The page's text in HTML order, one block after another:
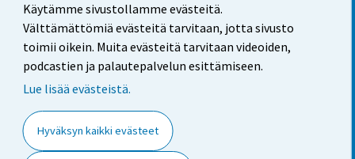
Käytämme sivustollamme evästeitä.
Välttämättömiä evästeitä tarvitaan, jotta sivusto
toimii oikein. Muita evästeitä tarvitaan videoiden,
podcastien ja palautepalvelun esittämiseen.
Lue lisää evästeistä.
Hyväksyn kaikki evästeet
Palaute
Käyttöehdot
Saavutettavuus
Tietoa sivustosta